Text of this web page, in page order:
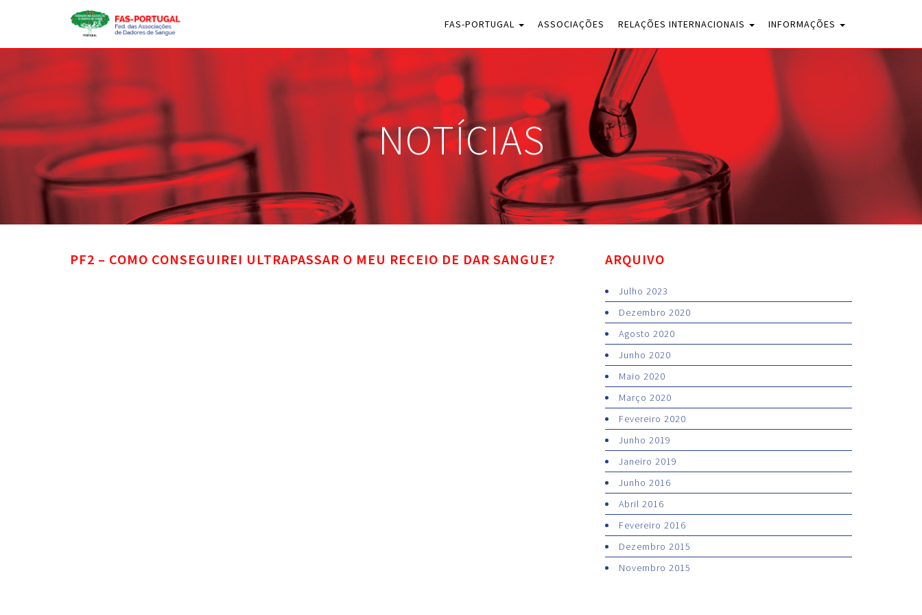
FAS-PORTUGAL ASSOCIAÇÕES RELAÇÕES INTERNACIONAIS INFORMAÇÕES
NOTÍCIAS
PF2 – COMO CONSEGUIREI ULTRAPASSAR O MEU RECEIO DE DAR SANGUE? ARQUIVO
Julho 2023
Dezembro 2020
Agosto 2020
Junho 2020
Maio 2020
Março 2020
Fevereiro 2020
Junho 2019
Janeiro 2019
Junho 2016
Abril 2016
Fevereiro 2016
Dezembro 2015
Novembro 2015